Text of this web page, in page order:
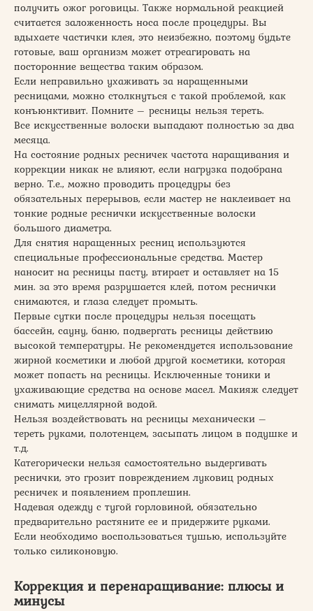
получить ожог роговицы. Также нормальной реакцией
считается заложенность носа после процедуры. Вы
вдыхаете частички клея, это неизбежно, поэтому будьте
готовые, ваш организм может отреагировать на
посторонние вещества таким образом.
Если неправильно ухаживать за наращенными
ресницами, можно столкнуться с такой проблемой, как
конъюнктивит. Помните – ресницы нельзя тереть.
Все искусственные волоски выпадают полностью за два
месяца.
На состояние родных ресничек частота наращивания и
коррекции никак не влияют, если нагрузка подобрана
верно. Т.е., можно проводить процедуры без
обязательных перерывов, если мастер не наклеивает на
тонкие родные реснички искусственные волоски
большого диаметра.
Для снятия наращенных ресниц используются
специальные профессиональные средства. Мастер
наносит на ресницы пасту, втирает и оставляет на 15
мин. за это время разрушается клей, потом реснички
снимаются, и глаза следует промыть.
Первые сутки после процедуры нельзя посещать
бассейн, сауну, баню, подвергать ресницы действию
высокой температуры. Не рекомендуется использование
жирной косметики и любой другой косметики, которая
может попасть на ресницы. Исключенные тоники и
ухаживающие средства на основе масел. Макияж следует
снимать мицеллярной водой.
Нельзя воздействовать на ресницы механически –
тереть руками, полотенцем, засыпать лицом в подушке и
т.д.
Категорически нельзя самостоятельно выдергивать
реснички, это грозит повреждением луковиц родных
ресничек и появлением проплешин.
Надевая одежду с тугой горловиной, обязательно
предварительно растяните ее и придержите руками.
Если необходимо воспользоваться тушью, используйте
только силиконовую.
Коррекция и перенаращивание: плюсы и
минусы